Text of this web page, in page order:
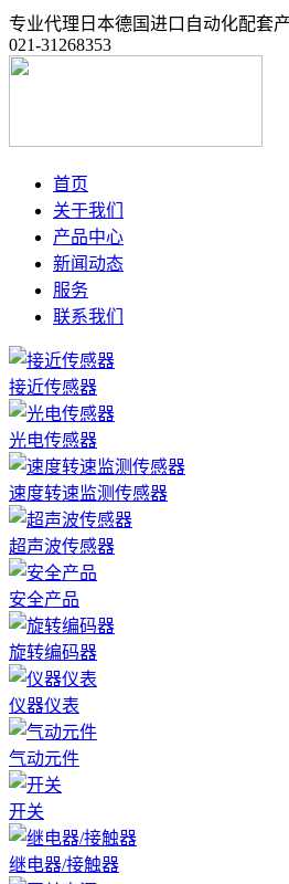
专业代理日本德国进口自动化配套
021-31268353
首页
关于我们
产品中心
新闻动态
服务
联系我们
接近传感器
光电传感器
速度转速监测传感器
超声波传感器
安全产品
旋转编码器
仪器仪表
气动元件
开关
继电器/接触器